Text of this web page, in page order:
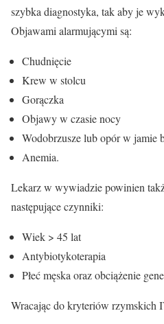
szybka diagnostyka, tak aby je
Objawami alarmującymi są:
Chudnięcie
Krew w stolcu
Gorączka
Objawy w czasie nocy
Wodobrzusze lub opór w jamie
Anemia.
Lekarz w wywiadzie powinien
następujące czynniki:
Wiek > 45 lat
Antybiotykoterapia
Płeć męska oraz obciążenie
Wracając do kryteriów rzymskich